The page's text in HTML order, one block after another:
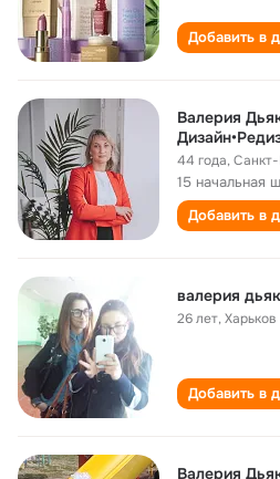
Добавить в
Валерия
44 года,
15 начальная
Добавить в
валерия
26 лет,Харьков
Добавить в
Валерия